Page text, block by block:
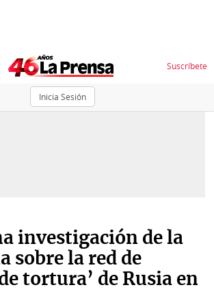
Inicia Sesión
Suscríbete
Status
K
Vivir+
investigación de la
sobre la red de
tortura’ de Rusia en